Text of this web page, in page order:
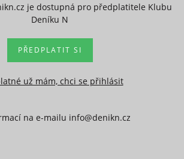
je dostupná pro předplatitele Klubu
Deníku N
PŘEDPLATIT SI
už mám, chci se přihlásit
na e-mailu info@denikn.cz